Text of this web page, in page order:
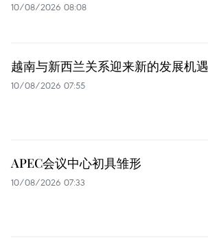
10/08/2026 08:08
越南与新西兰关系迎来新的发展机遇
10/08/2026 07:55
APEC会议中心初具雏形
10/08/2026 07:33